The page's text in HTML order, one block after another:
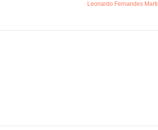
Leonardo Fernandes